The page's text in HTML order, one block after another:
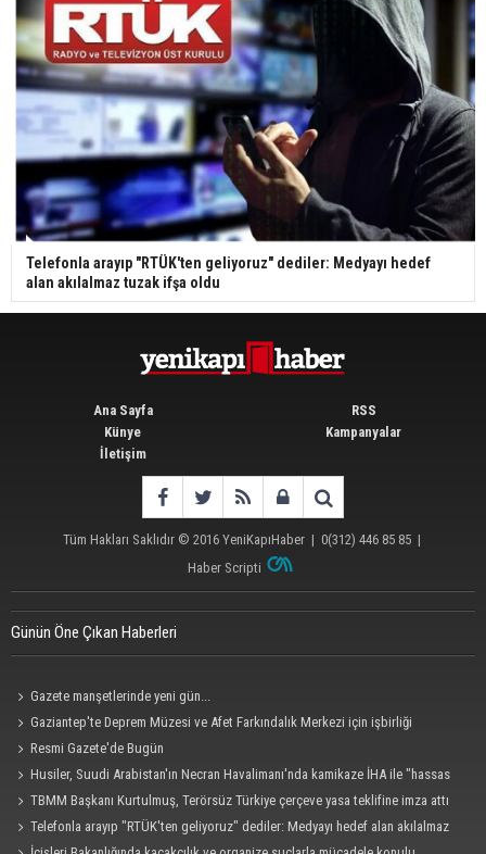
Telefonla arayıp "RTÜK'ten geliyoruz" dediler: Medyayı hedef
alan akılalmaz tuzak ifşa oldu
Ana Sayfa
Künye
İletişim
RSS
Kampanyalar
Tüm Hakları Saklıdır © 2016 YeniKapıHaber| 0(312) 446 85 85|
Haber Scripti
Günün Öne Çıkan Haberleri
Gazete manşetlerinde yeni gün...
Gaziantep'te Deprem Müzesi ve Afet Farkındalık Merkezi için işbirliği
protokolü imzalandı
Resmi Gazete'de Bugün
Husiler, Suudi Arabistan'ın Necran Havalimanı'nda kamikaze İHA ile "hassas
bir hedefi" vurduklarını açıkladı
TBMM Başkanı Kurtulmuş, Terörsüz Türkiye çerçeve yasa teklifine imza attı
Telefonla arayıp "RTÜK'ten geliyoruz" dediler: Medyayı hedef alan akılalmaz